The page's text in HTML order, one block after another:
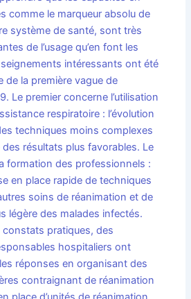
comme le marqueur absolu de
système de santé, sont très
de l’usage qu’en font les
intéressants ont été
de la première vague de
Le premier concerne l’utilisation
respiratoire : l’évolution
techniques moins complexes
résultats plus favorables. Le
formation des professionnels :
en place rapide de techniques
soins de réanimation et de
légère des malades infectés.
constats pratiques, des
hospitaliers ont
réponses en organisant des
contraignant de réanimation